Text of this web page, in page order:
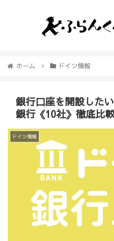
ホーム ドイツ情報
銀行口座を開設した
銀行《10社》徹底比較
ドイツ情報